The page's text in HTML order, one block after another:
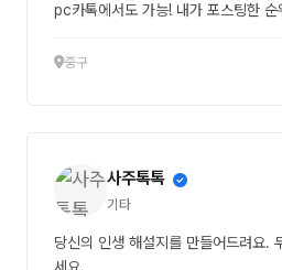
pc카톡에서도 가능! 내가 포스팅한 순
중구
사주톡톡
기타
당신의 인생 해설지를 만들어드려요.